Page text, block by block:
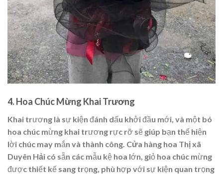
4.Hoa Chúc Mừng Khai Trương
Khai trương là sự kiện đánh dấu khởi đầu mới, và một bó
hoa chúc mừng khai trương rực rỡ sẽ giúp bạn thể hiện
lời chúc may mắn và thành công. Cửa hàng hoa Thị xã
Duyên Hải có sẵn các mẫu kệ hoa lớn, giỏ hoa chúc mừng
được thiết kế sang trọng, phù hợp với sự kiện quan trọng